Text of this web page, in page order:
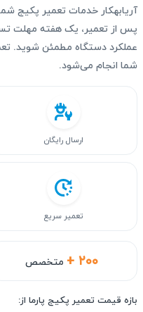
آریابهکار خدمات تعمیر پکیج
پس از تعمیر، یک هفته مهلت
عملکرد دستگاه مطمئن شوید.
شما انجام می‌شود.
+ ۲۰۰ متخصص
ارسال رایگان
تعمیر سریع
بازه قیمت تعمیر پکیج پارما از: